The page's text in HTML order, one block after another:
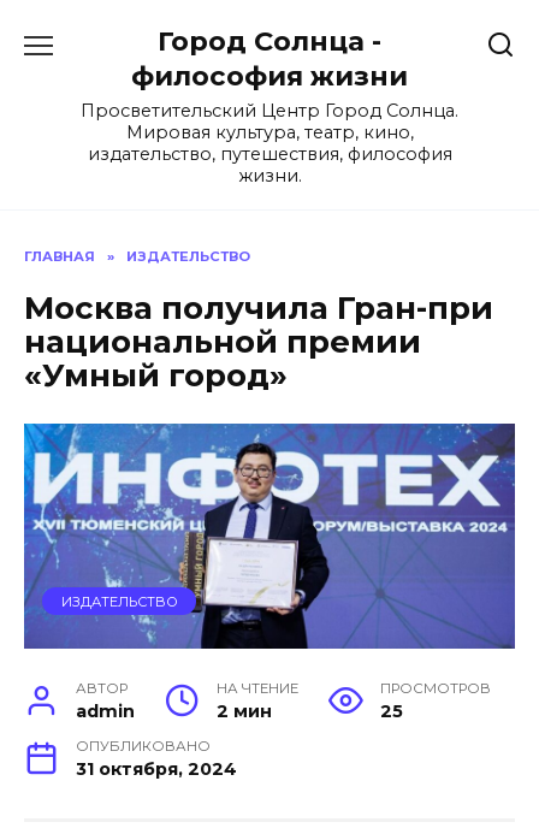
Город Солнца -
философия жизни
Просветительский Центр Город Солнца.
Мировая культура, театр, кино,
издательство, путешествия, философия
жизни.
ГЛАВНАЯ » ИЗДАТЕЛЬСТВО
Москва получила Гран-при
национальной премии
«Умный город»
ИЗДАТЕЛЬСТВО
АВТОР
admin
НА ЧТЕНИЕ
2 мин
ПРОСМОТРОВ
25
ОПУБЛИКОВАНО
31 октября, 2024